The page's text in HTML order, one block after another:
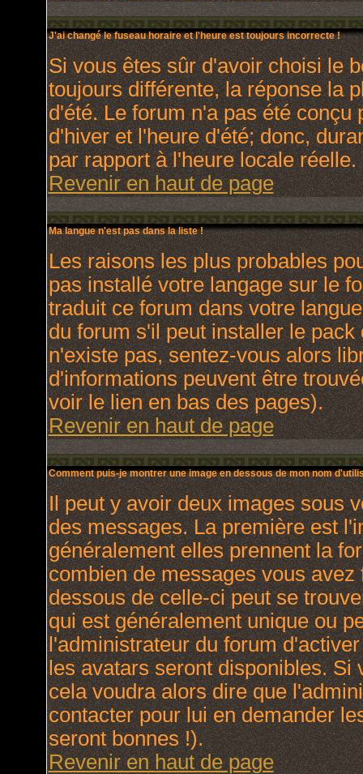
J'ai changé le fuseau horaire et l'heure est toujours incorrecte !
Si vous êtes sûr d'avoir choisi le
toujours différente, la réponse la
d'été. Le forum n'a pas été
d'hiver et l'heure d'été; donc,
par rapport à l'heure locale réelle.
Revenir en haut de page
Ma langue n'est pas dans la liste !
Les raisons les plus probables
pas installé votre langage sur le
traduit ce forum dans votre
du forum s'il peut installer le
n'existe pas, sentez-vous alors
d'informations peuvent être
voir le lien en bas des pages).
Revenir en haut de page
Comment puis-je montrer une image en dessous de mon nom
Il peut y avoir deux images sous
des messages. La première est
généralement elles prennent la
combien de messages vous
dessous de celle-ci peut se
qui est généralement unique ou
l'administrateur du forum
les avatars seront disponibles. Si
cela voudra alors dire que
contacter pour lui en demander
seront bonnes !).
Revenir en haut de page